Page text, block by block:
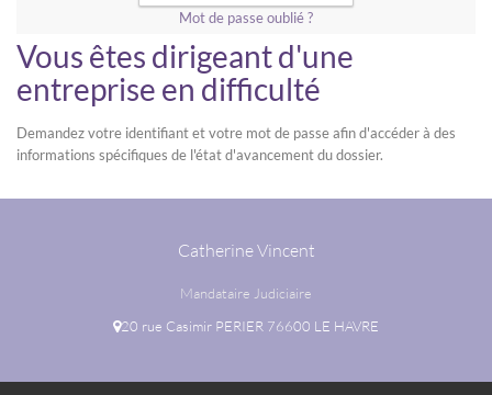
Mot de passe oublié ?
Vous êtes dirigeant d'une
entreprise en difficulté
Demandez votre identifiant et votre mot de passe afin d'accéder à des
informations spécifiques de l'état d'avancement du dossier.
Catherine Vincent
Mandataire Judiciaire
20 rue Casimir PERIER 76600 LE HAVRE